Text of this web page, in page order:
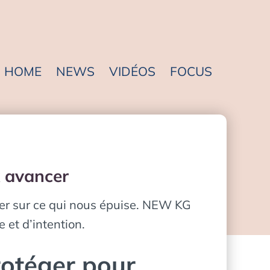
HOME NEWS VIDÉOS FOCUS
sur ce qui nous épuise. NEW KG
et d’intention.